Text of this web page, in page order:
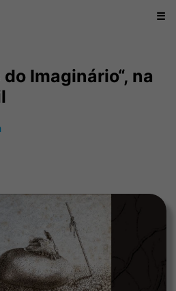
☰
Imaginário“, na